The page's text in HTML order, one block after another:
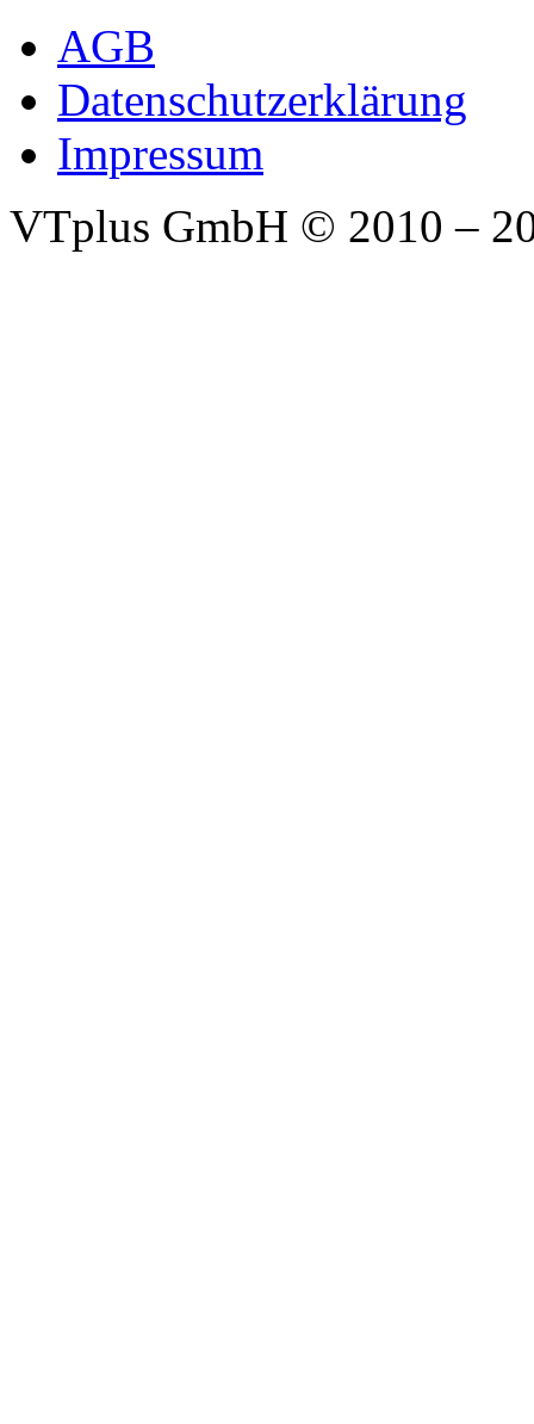
AGB
Datenschutzerklärung
Impressum
VTplus GmbH © 2010 –